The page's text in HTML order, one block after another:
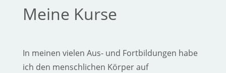
Meine Kurse
In meinen vielen Aus- und Fortbildungen habe
ich den menschlichen Körper auf